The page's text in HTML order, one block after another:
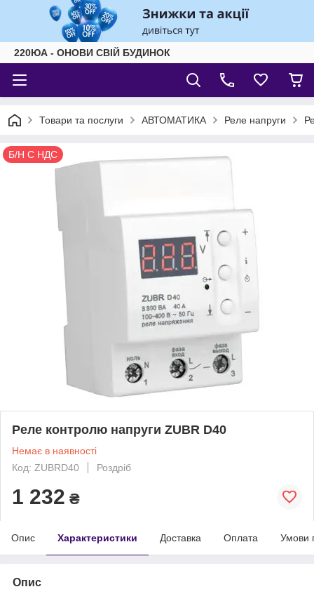
220ЮА - ОНОВИ СВІЙ БУДИНОК
Товари та послуги АВТОМАТИКА Реле напруги
Б/Н С НДС
Реле контролю напруги ZUBR D40
Немає в наявності
Код: ZUBRD40
Роздріб
1 232 ₴
Опис Характеристики Доставка Оплата Умови
Опис